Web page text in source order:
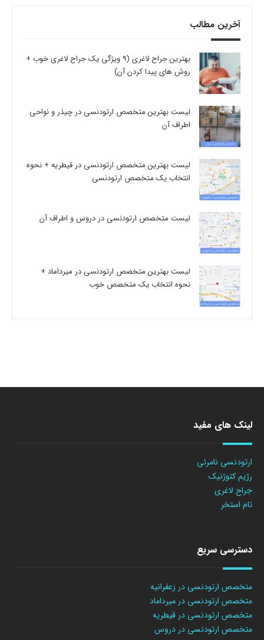
آخرین مطالب
بهترین جراح لاغری (9 ویژگی یک جراح لاغری خوب +
روش های پیدا کردن آن)
لیست بهترین متخصص ارتودنسی در چیذر و نواحی
اطراف آن
لیست بهترین متخصص ارتودنسی در قیطریه + نحوه
انتخاب یک متخصص ارتودنسی
لیست متخصص ارتودنسی در دروس و اطراف آن
لیست بهترین متخصص ارتودنسی در میرداماد +
نحوه انتخاب یک متخصص خوب
لینک های مفید
ارتودنسی نامرئی
رژیم کتوژنیک
جراح لاغری
تام استخر
دسترسی سریع
متخصص ارتودنسی در زعفرانیه
متخصص ارتودنسی در میرداماد
متخصص ارتودنسی در قیطریه
متخصص ارتودنسی در دروس